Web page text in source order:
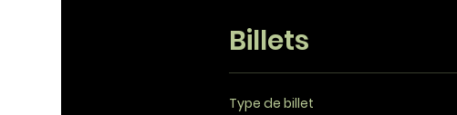
Billets
Type de billet